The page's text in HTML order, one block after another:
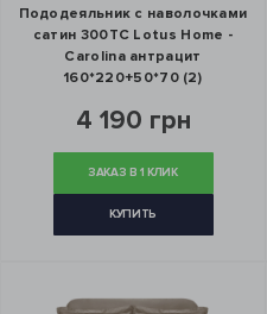
Пододеяльник с наволочками
сатин 300ТС Lotus Home -
Carolina антрацит
160*220+50*70 (2)
4 190 грн
ЗАКАЗ В 1 КЛИК
КУПИТЬ